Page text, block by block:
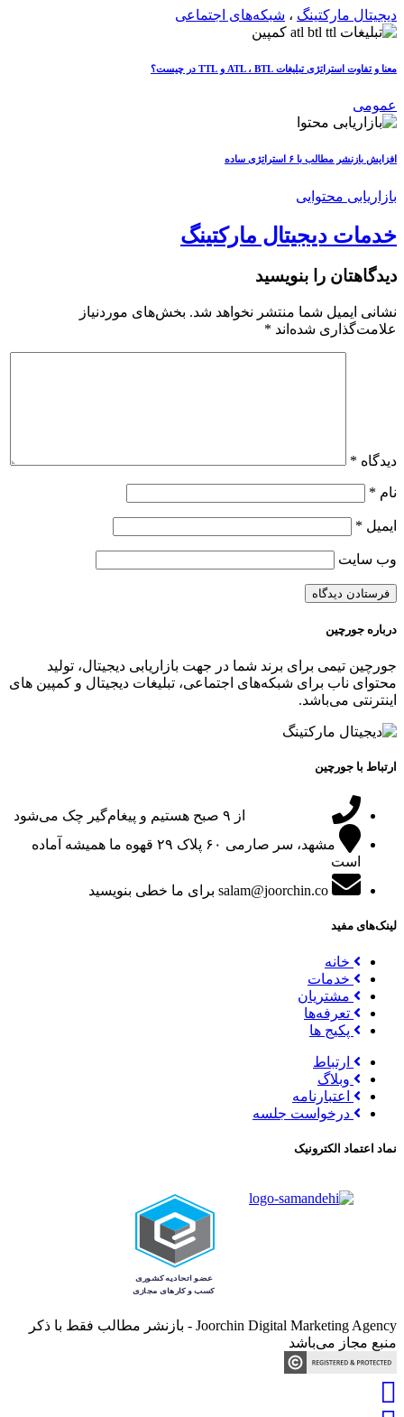
دیجیتال مارکتینگ ، شبکه‌های اجتماعی
معنا و تفاوت استراتژی تبلیغات ATL ، BTL و TTL در چیست؟
عمومی
افزایش بازنشر مطالب با ۶ استراتژی ساده
بازاریابی محتوایی
خدمات دیجیتال مارکتینگ
دیدگاهتان را بنویسید
نشانی ایمیل شما منتشر نخواهد شد. بخش‌های موردنیاز
علامت‌گذاری شده‌اند *
دیدگاه *
نام *
ایمیل *
وب‌ سایت
درباره جورچین
جورچین تیمی برای برند شما در جهت بازاریابی دیجیتال، تولید
محتوای ناب برای شبکه‌های اجتماعی، تبلیغات دیجیتال و کمپین های
اینترنتی می‌باشد.
ارتباط با جورچین
از ۹ صبح هستیم و پیغام‌گیر چک می‌شود
مشهد، سر صارمی ۶۰ پلاک ۲۹
قهوه ما همیشه آماده
است
salam@joorchin.co برای ما خطی بنویسید
لینک‌های مفید
خانه
خدمات
مشتریان
تعرفه‌ها
پکیج ها
ارتباط
وبلاگ
اعتبارنامه
درخواست جلسه
نماد اعتماد الکترونیک
Joorchin Digital Marketing Agency - بازنشر مطالب فقط با ذکر
منبع مجاز می‌باشد